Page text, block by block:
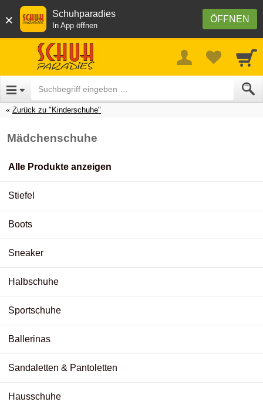
× ÖFFNEN
Schuhparadies
In App öffnen
Zurück zu "Kinderschuhe"
Mädchenschuhe
Alle Produkte anzeigen
Stiefel
Boots
Sneaker
Halbschuhe
Sportschuhe
Ballerinas
Sandaletten & Pantoletten
Hausschuhe